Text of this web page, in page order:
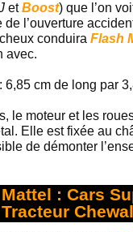
etBoost) que l’on
l’ouverture
conduira Flash
avec.
6,85 cm de long par
le moteur et les
Elle est fixée au
de démonter
Mattel : Cars
Tracteur